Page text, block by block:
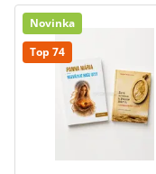
Novinka
Top 74